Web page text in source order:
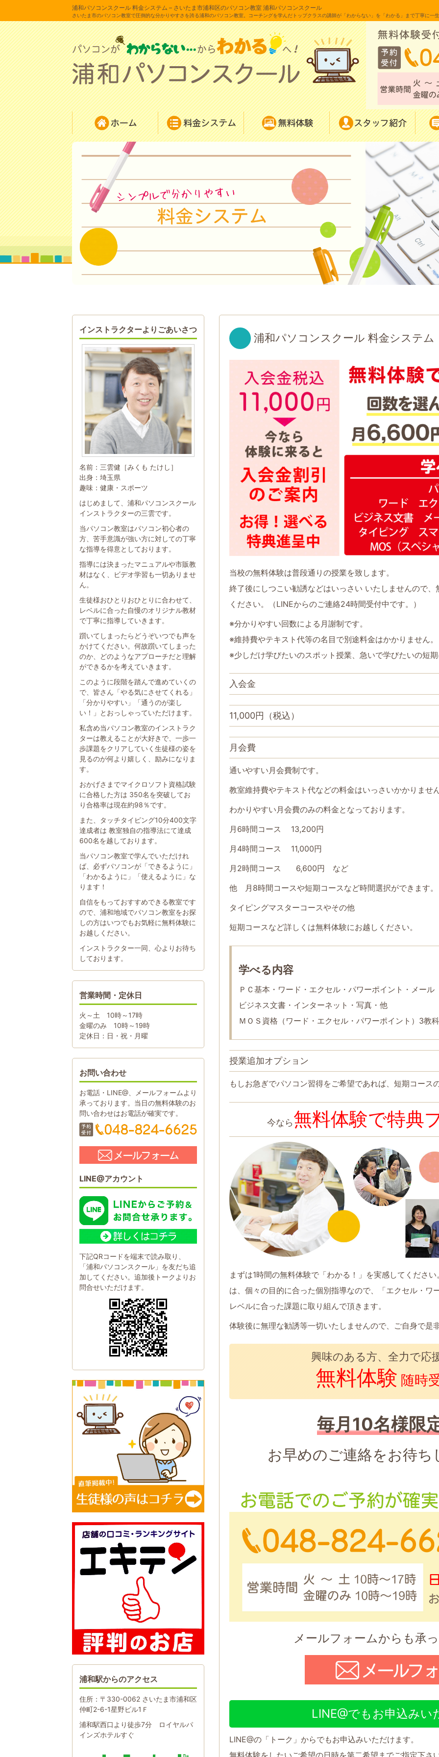
浦和パソコンスクール 料金システム – さいたま市浦和区のパソコン教室 浦和パソコンスクール
さいたま市のパソコン教室で圧倒的な分かりやすさを誇る浦和のパソコン教室。コーチングを学んだトップクラスの講師が「わからない」を「わかる」まで丁寧に一
浦和パソコンスクール 料金システム
当校の無料体験は普段通りの授業を致します。
終了後にしつこい勧誘などはいっさい いたしませんので
ください。（LINEからのご連絡24時間受付中です。）
※分かりやすい回数による月謝制です。
※維持費やテキスト代等の名目で別途料金はかかりません。
※少しだけ学びたいのスポット授業、急いで学びたいの短
入会金
11,000円（税込）
月会費
通いやすい月会費制です。
教室維持費やテキスト代などの料金はいっさいかかりませ
わかりやすい月会費のみの料金となっております。
月6時間コース 13,200円
月4時間コース 11,000円
月2時間コース 6,600円 など
他 月8時間コースや短期コースなど時間選択ができます。
タイピングマスターコースやその他
短期コースなど詳しくは無料体験にお越しください。
学べる内容
ＰＣ基本・ワード・エクセル・パワーポイント・メール
ビジネス文書・インターネット・写真・他
ＭＯＳ資格（ワード・エクセル・パワーポイント）3教
授業追加オプション
もしお急ぎでパソコン習得をご希望であれば、短期コース
今なら無料体験で特典
まずは1時間の無料体験で「わかる！」を実感してくださ
は、個々の目的に合った個別指導なので、「エクセル・ワ
レベルに合った課題に取り組んで頂きます。
体験後に無理な勧誘等一切いたしませんので、ご自身で是
興味のある方、全力で応
無料体験随時
毎月10名様限
お早めのご連絡をお待ち
メールフォームからも承
LINE@でもお申込みい
LINE@の「トーク」からでもお申込みいただけます。
無料体験をしたいご希望の日時を第二希望までご指定下さ
インストラクターよりごあいさつ
名前：三雲健［みくも たけし］
出身：埼玉県
趣味：健康・スポーツ
はじめまして、浦和パソコンスクール
インストラクターの三雲です。
当パソコン教室はパソコン初心者の
方、苦手意識が強い方に対しての丁寧
な指導を得意としております。
指導には決まったマニュアルや市販教
材はなく、ビデオ学習も一切ありませ
ん。
生徒様おひとりおひとりに合わせて、
レベルに合った自慢のオリジナル教材
で丁寧に指導していきます。
躓いてしまったらどうぞいつでも声を
かけてください。何故躓いてしまった
のか、どのようなアプローチだと理解
ができるかを考えていきます。
このように段階を踏んで進めていくの
で、皆さん「やる気にさせてくれる」
「分かりやすい」「通うのが楽し
い！」とおっしゃっていただけます。
私含め当パソコン教室のインストラク
ターは教えることが大好きで、一歩一
歩課題をクリアしていく生徒様の姿を
見るのが何より嬉しく、励みになりま
す。
おかげさまでマイクロソフト資格試験
に合格した方は 350名を突破してお
り合格率は現在約98％です。
また、タッチタイピング10分400文字
達成者は 教室独自の指導法にて達成
600名を越しております。
当パソコン教室で学んでいただけれ
ば、必ずパソコンが「できるように」
「わかるように」「使えるように」な
ります！
自信をもっておすすめできる教室です
ので、浦和地域でパソコン教室をお探
しの方はいつでもお気軽に無料体験に
お越しください。
インストラクター一同、心よりお待ち
しております。
営業時間・定休日
火～土 10時～17時
金曜のみ 10時～19時
定休日：日・祝・月曜
お問い合わせ
お電話・LINE@、メールフォームより
承っております。当日の無料体験のお
問い合わせはお電話が確実です。
LINE@アカウント
下記QRコードを端末で読み取り、
「浦和パソコンスクール」を友だち追
加してください。追加後トークよりお
問合せいただけます。
浦和駅からのアクセス
住所：〒330-0062 さいたま市浦和区
仲町2-6-1星野ビル1Ｆ
浦和駅西口より徒歩7分 ロイヤルパ
インズホテルすぐ